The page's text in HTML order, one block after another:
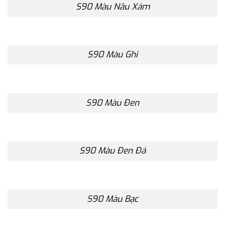
S90 Màu Nâu Xám
S90 Màu Ghi
S90 Màu Đen
S90 Màu Đen Đá
S90 Màu Bạc